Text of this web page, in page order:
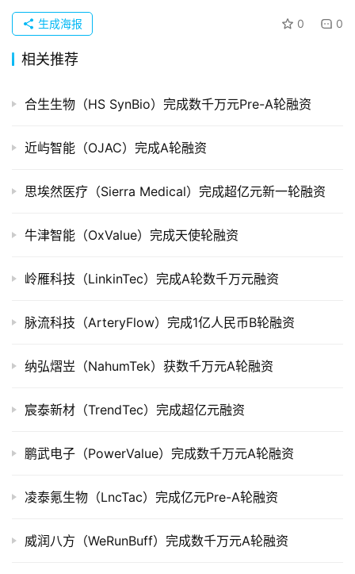
发
布
重
司
市
创
数
学
登录
0 0
生成海报
相关推荐
合生生物（HS SynBio）完成数千万元Pre-A轮融资
近屿智能（OJAC）完成A轮融资
思埃然医疗（Sierra Medical）完成超亿元新一轮融资
牛津智能（OxValue）完成天使轮融资
岭雁科技（LinkinTec）完成A轮数千万元融资
脉流科技（ArteryFlow）完成1亿人民币B轮融资
纳弘熠岦（NahumTek）获数千万元A轮融资
宸泰新材（TrendTec）完成超亿元融资
鹏武电子（PowerValue）完成数千万元A轮融资
凌泰氪生物（LncTac）完成亿元Pre-A轮融资
威润八方（WeRunBuff）完成数千万元A轮融资